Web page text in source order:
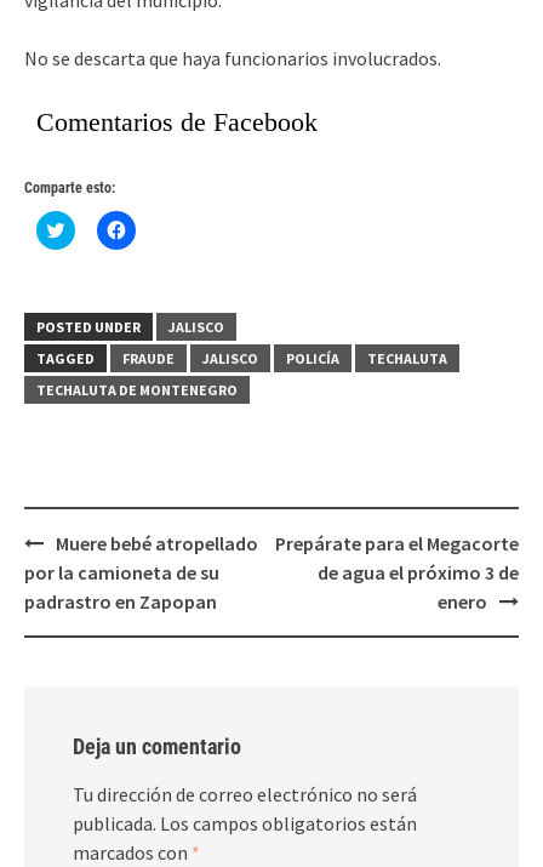
No se descarta que haya funcionarios involucrados.
Comentarios de Facebook
Comparte esto:
Haz
clic
(Se
abre
en
una
ventana
nueva)
Haz
clic
(Se
abre
en
una
ventana
nueva)
POSTED UNDER
JALISCO
TAGGED
FRAUDE JALISCO POLICÍA
TECHALUTA
TECHALUTA DE MONTENEGRO
Post
navigation
Muere bebé atropellado
por la camioneta de su
padrastro en Zapopan
Prepárate para el Megacorte
de agua el próximo 3 de
enero
Deja un comentario
Tu dirección de correo electrónico no será
publicada. Los campos obligatorios están
marcados con *